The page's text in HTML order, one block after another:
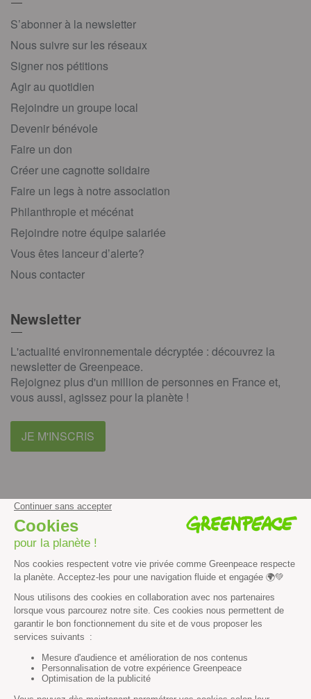
S’abonner à la newsletter
Nous suivre sur les réseaux
Signer nos pétitions
Agir au quotidien
Rejoindre un groupe local
Devenir bénévole
Faire un don
Créer une cagnotte solidaire
Faire un legs à notre association
Philanthropie et mécénat
Rejoindre notre équipe salariée
Vous êtes lanceur d’alerte?
Nous contacter
Newsletter
L'actualité environnementale décryptée : découvrez la
newsletter de Greenpeace.
Rejoignez plus d'un million de personnes en France et,
vous aussi, agissez pour la planète !
JE M'INSCRIS
instagramyoutube
Contenus et propriété intellectuelle
Mentions légales
Politique de confidentialité
Les autres sites de Greenpeace
dans le monde
Cliquez-ici pour modifier vos préférences en matière de cookies